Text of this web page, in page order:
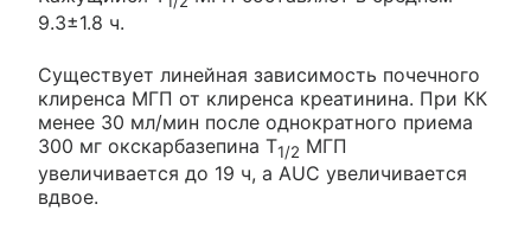
9.3±1.8 ч.
Существует линейная зависимость почечного
клиренса МГП от клиренса креатинина. При КК
менее 30 мл/мин после однократного приема
300 мг окскарбазепина T1/2 МГП
увеличивается до 19 ч, а AUC увеличивается
вдвое.